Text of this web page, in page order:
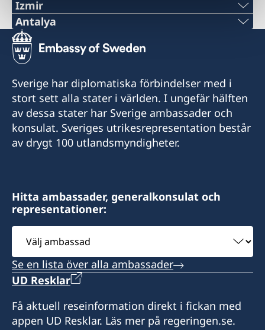
Izmir
Telefonnummer
+90 549 211 79 91
E-postadress
consul@swedenizmir.com
Telefontid:
måndag - fredag kl. 09.00-15.00.
hör av dig på mail med dina frågor.
Konsulatet i Izmie kan utlämna pass, ID-kort
och körkort som sökts vid en ambassad eller
polismyndighet i Sverige.
Vid lokala helgdagar håller som regel
honorärkonsulatet stängt. Skriv mail och fråga
innan du beger dig dit.
Antalya
Telefonnummer
+90 546 242 42 77
E-postadress
consulatesweden@gmail.com
Honorärkonsulatet tar endast emot besökare
efter tidsbokning. Vänligen ring i förväg eller
hör av dig på mail med dina frågor.
Konsulatet i Antalya kan utlämna pass, ID-kort
och körkort som sökts vid en ambassad eller
polismyndighet i Sverige. Konsulatet kan även
utfärda provisoriska pass.
Sverige har diplomatiska förbindelser med i
stort sett alla stater i världen. I ungefär hälften
av dessa stater har Sverige ambassader och
konsulat. Sveriges utrikesrepresentation består
av drygt 100 utlandsmyndigheter.
Hitta ambassader, generalkonsulat och
representationer:
Välj
ambassad
Se en lista över alla ambassader
UD Resklar
Få aktuell reseinformation direkt i fickan med
appen UD Resklar. Läs mer på regeringen.se.